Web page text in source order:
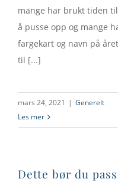
mange har brukt tiden
å pusse opp og mange
fargekart og navn på
til [...]
mars 24, 2021 | Generelt
Les mer
Dette bør du